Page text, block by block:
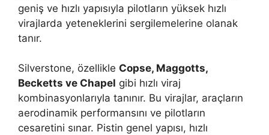
geniş ve hızlı yapısıyla pilotların yüksek hızlı
virajlarda yeteneklerini sergilemelerine olanak
tanır.
Silverstone, özellikle Copse, Maggotts,
Becketts ve Chapel gibi hızlı viraj
kombinasyonlarıyla tanınır. Bu virajlar, araçların
aerodinamik performansını ve pilotların
cesaretini sınar. Pistin genel yapısı, hızlı